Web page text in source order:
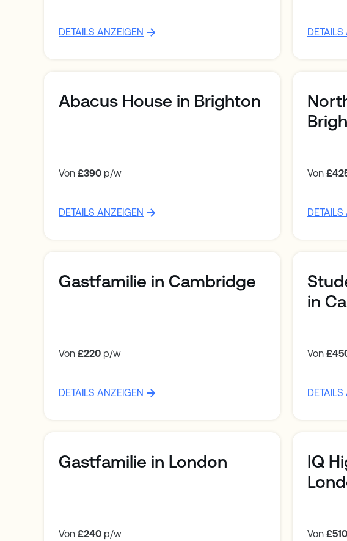
DETAILS ANZEIGEN
Abacus House in Brighton
Von£390 p/w
DETAILS ANZEIGEN
Von
Gastfamilie in Cambridge
Von£220 p/w
DETAILS ANZEIGEN
in
Von
Gastfamilie in London
Von£240 p/w
IQ
Von £510